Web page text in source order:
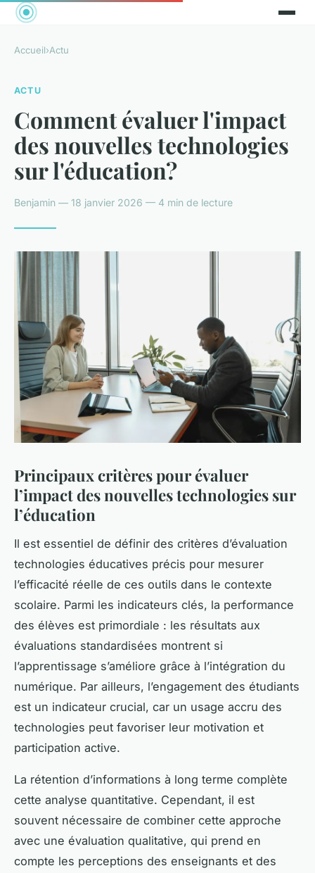
Accueil›Actu
ACTU
Comment évaluer l'impact
des nouvelles technologies
sur l'éducation?
Benjamin — 18 janvier 2026 — 4 min de lecture
Principaux critères pour évaluer
l’impact des nouvelles technologies sur
l’éducation
Il est essentiel de définir des critères d’évaluation
technologies éducatives précis pour mesurer
l’efficacité réelle de ces outils dans le contexte
scolaire. Parmi les indicateurs clés, la performance
des élèves est primordiale : les résultats aux
évaluations standardisées montrent si
l’apprentissage s’améliore grâce à l’intégration du
numérique. Par ailleurs, l’engagement des étudiants
est un indicateur crucial, car un usage accru des
technologies peut favoriser leur motivation et
participation active.
La rétention d’informations à long terme complète
cette analyse quantitative. Cependant, il est
souvent nécessaire de combiner cette approche
avec une évaluation qualitative, qui prend en
compte les perceptions des enseignants et des